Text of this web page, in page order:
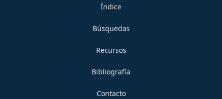
Índice
Búsquedas
Recursos
Bibliografía
Contacto